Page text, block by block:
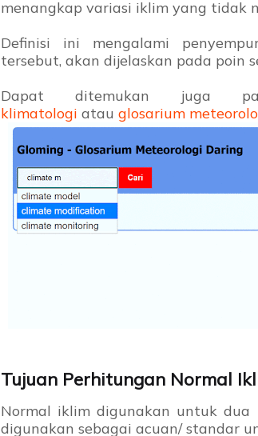
menangkap variasi iklim yang tidak
Definisi ini mengalami
tersebut, akan dijelaskan pada poin
Dapat ditemukan juga
klimatologi atau glosarium
Tujuan Perhitungan Normal
Normal iklim digunakan untuk dua
digunakan sebagai acuan/ standar